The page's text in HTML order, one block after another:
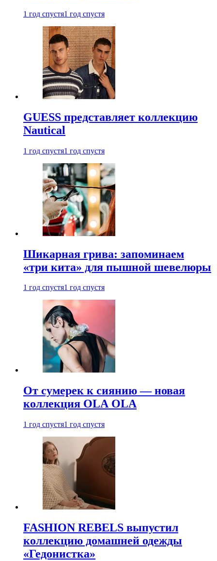
1 год спустя1 год спустя
GUESS представляет коллекцию
Nautical
1 год спустя1 год спустя
Шикарная грива: запоминаем
«три кита» для пышной шевелюры
1 год спустя1 год спустя
От сумерек к сиянию — новая
коллекция OLA OLA
1 год спустя1 год спустя
FASHION REBELS выпустил
коллекцию домашней одежды
«Гедонистка»